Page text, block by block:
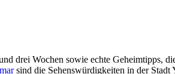
drei Wochen sowie echte Geheimtipps,
sind die Sehenswürdigkeiten in der Stadt